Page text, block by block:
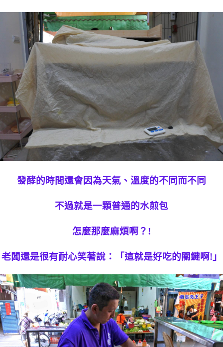
發酵的時間還會因為天氣、溫度的不同而不同
不過就是一顆普通的水煎包
怎麼那麼麻煩啊？!
老闆還是很有耐心笑著說：「這就是好吃的關鍵啊!」